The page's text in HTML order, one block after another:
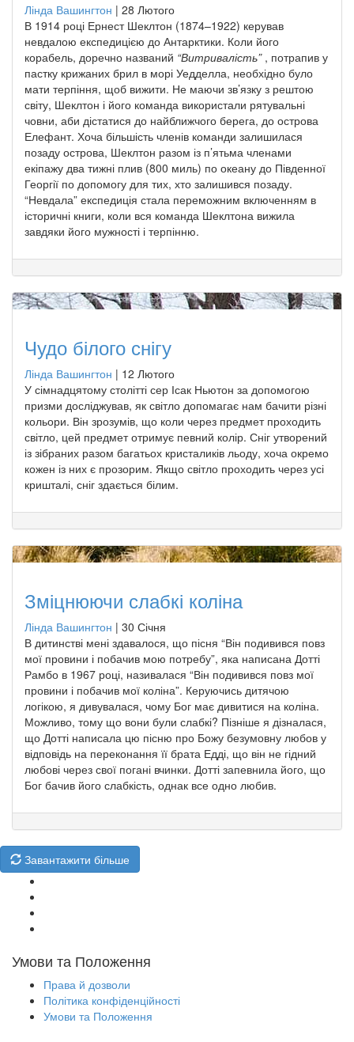
Лінда Вашингтон | 28 Лютого
В 1914 році Ернест Шеклтон (1874–1922) керував
невдалою експедицією до Антарктики. Коли його
корабель, доречно названий “Витривалість”, потрапив у
пастку крижаних брил в морі Уедделла, необхідно було
мати терпіння, щоб вижити. Не маючи зв’язку з рештою
світу, Шеклтон і його команда використали рятувальні
човни, аби дістатися до найближчого берега, до острова
Елефант. Хоча більшість членів команди залишилася
позаду острова, Шеклтон разом із п’ятьма членами
екіпажу два тижні плив (800 миль) по океану до Південної
Георгії по допомогу для тих, хто залишився позаду.
“Невдала” експедиція стала переможним включенням в
історичні книги, коли вся команда Шеклтона вижила
завдяки його мужності і терпінню.
Чудо білого снігу
Лінда Вашингтон | 12 Лютого
У сімнадцятому столітті сер Ісак Ньютон за допомогою
призми досліджував, як світло допомагає нам бачити різні
кольори. Він зрозумів, що коли через предмет проходить
світло, цей предмет отримує певний колір. Сніг утворений
із зібраних разом багатьох кристаликів льоду, хоча окремо
кожен із них є прозорим. Якщо світло проходить через усі
кришталі, сніг здається білим.
Зміцнюючи слабкі коліна
Лінда Вашингтон | 30 Січня
В дитинстві мені здавалося, що пісня “Він подивився повз
мої провини і побачив мою потребу”, яка написана Дотті
Рамбо в 1967 році, називалася “Він подивився повз мої
провини і побачив мої коліна”. Керуючись дитячою
логікою, я дивувалася, чому Бог має дивитися на коліна.
Можливо, тому що вони були слабкі? Пізніше я дізналася,
що Дотті написала цю пісню про Божу безумовну любов у
відповідь на переконання її брата Едді, що він не гідний
любові через свої погані вчинки. Дотті запевнила його, що
Бог бачив його слабкість, однак все одно любив.
Завантажити більше
Умови та Положення
Права й дозволи
Політика конфіденційності
Умови та Положення